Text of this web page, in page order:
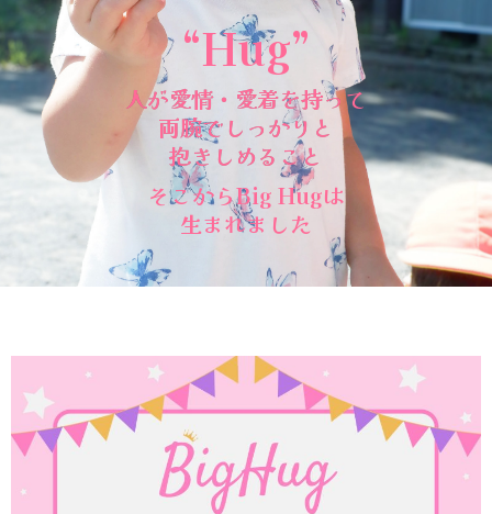
“Hug”
人が愛情・愛着を持って
両腕でしっかりと
抱きしめること
そこからBig Hugは
生まれました